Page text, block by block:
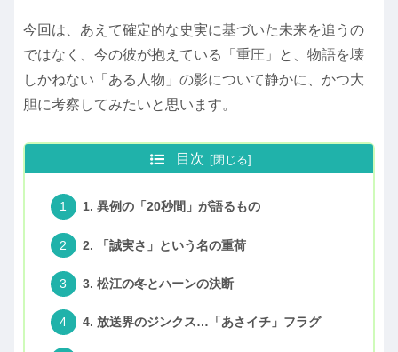
今回は、あえて確定的な史実に基づいた未来を追うの
ではなく、今の彼が抱えている「重圧」と、物語を壊
しかねない「ある人物」の影について静かに、かつ大
胆に考察してみたいと思います。
目次
1. 異例の「20秒間」が語るもの
2. 「誠実さ」という名の重荷
3. 松江の冬とハーンの決断
4. 放送界のジンクス…「あさイチ」フラグ